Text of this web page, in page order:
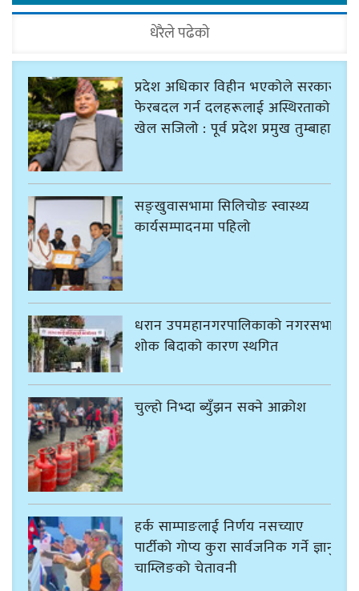
धेरैले पढेको
प्रदेश अधिकार विहीन भएकोले सरकार
फेरबदल गर्न दलहरूलाई अस्थिरताको
खेल सजिलो : पूर्व प्रदेश प्रमुख तुम्बाहाङ
सङ्खुवासभामा सिलिचोङ स्वास्थ्य
कार्यसम्पादनमा पहिलो
धरान उपमहानगरपालिकाको नगरसभा
शोक बिदाको कारण स्थगित
चुल्हो निभ्दा ब्युँझन सक्ने आक्रोश
हर्क साम्पाङलाई निर्णय नसच्याए
पार्टीको गोप्य कुरा सार्वजनिक गर्ने ज्ञानु
चाम्लिङको चेतावनी